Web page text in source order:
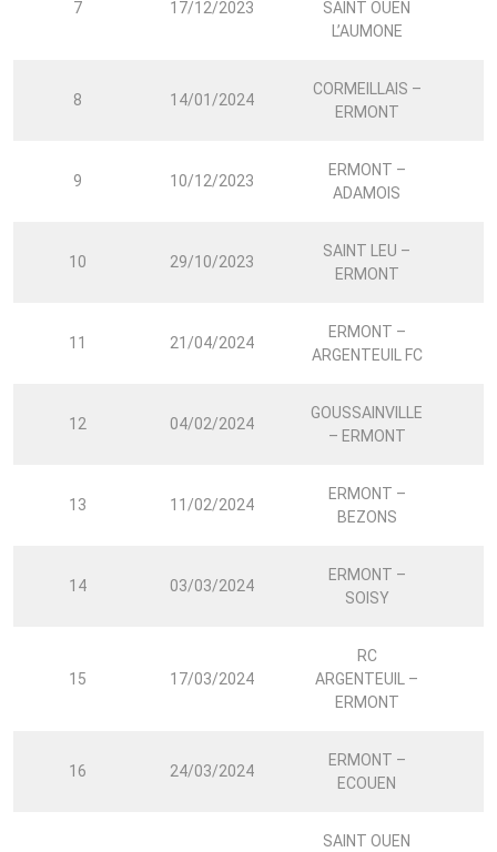
7 17/12/2023
SAINT OUEN
L’AUMONE
8 14/01/2024
CORMEILLAIS –
ERMONT
9 10/12/2023
ERMONT –
ADAMOIS
10 29/10/2023
SAINT LEU –
ERMONT
11 21/04/2024
ERMONT –
ARGENTEUIL FC
12 04/02/2024
GOUSSAINVILLE
– ERMONT
13 11/02/2024
ERMONT –
BEZONS
14 03/03/2024
ERMONT –
SOISY
15 17/03/2024
RC
ARGENTEUIL –
ERMONT
16 24/03/2024
ERMONT –
ECOUEN
SAINT OUEN